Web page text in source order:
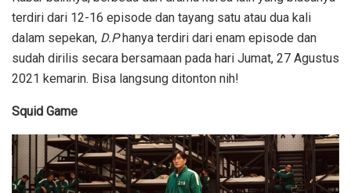
terdiri dari 12-16 episode dan tayang satu atau dua kali
dalam sepekan, D.Phanya terdiri dari enam episode dan
sudah dirilis secara bersamaan pada hari Jumat, 27 Agustus
2021 kemarin. Bisa langsung ditonton nih!
Squid Game